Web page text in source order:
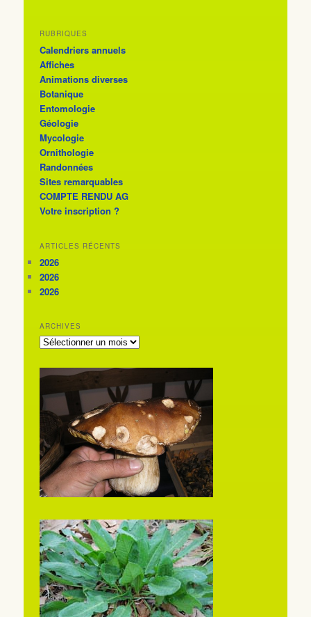
RUBRIQUES
Calendriers annuels
Affiches
Animations diverses
Botanique
Entomologie
Géologie
Mycologie
Ornithologie
Randonnées
Sites remarquables
COMPTE RENDU AG
Votre inscription ?
ARTICLES RÉCENTS
2026
2026
2026
ARCHIVES
ARCHIVES